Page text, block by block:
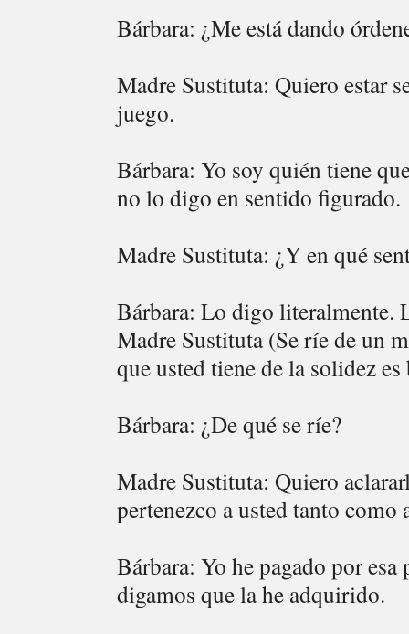
Bárbara: ¿Me está dando
Madre Sustituta: Quiero estar
juego.
Bárbara: Yo soy quién tiene
no lo digo en sentido figurado.
Madre Sustituta: ¿Y en qué
Bárbara: Lo digo literalmente.
Madre Sustituta (Se ríe de un
que usted tiene de la solidez
Bárbara: ¿De qué se ríe?
Madre Sustituta: Quiero
pertenezco a usted tanto como
Bárbara: Yo he pagado por
digamos que la he adquirido.